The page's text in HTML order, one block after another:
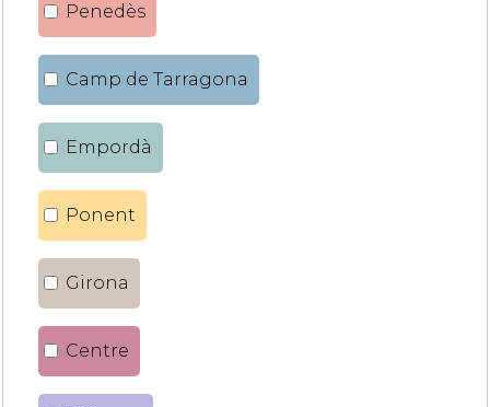
Penedès
Camp de Tarragona
Empordà
Ponent
Girona
Centre